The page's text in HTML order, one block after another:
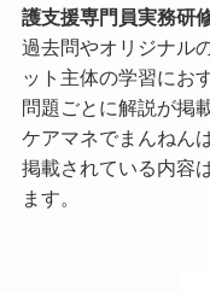
護支援専門員実務研
過去問やオリジナル
ット主体の学習にお
問題ごとに解説が掲
ケアマネでまんねん
掲載されている内容
ます。